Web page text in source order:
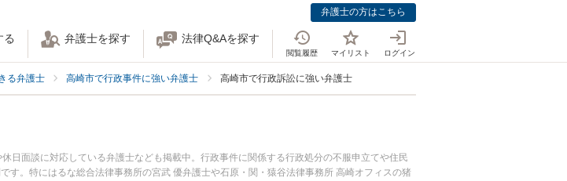
弁護士の方はこちら
る 弁護士を探す 法律Q&Aを探す
閲覧履歴 マイリスト ログイン
る弁護士 高崎市で行政事件に強い弁護士 高崎市で行政訴訟に強い弁護士
日面談に対応している弁護士なども掲載中。行政事件に関係する行政処分の不服申立てや住民
。特にはるな総合法律事務所の宮武 優弁護士や石原・関・猿谷法律事務所 高崎オフィスの猪